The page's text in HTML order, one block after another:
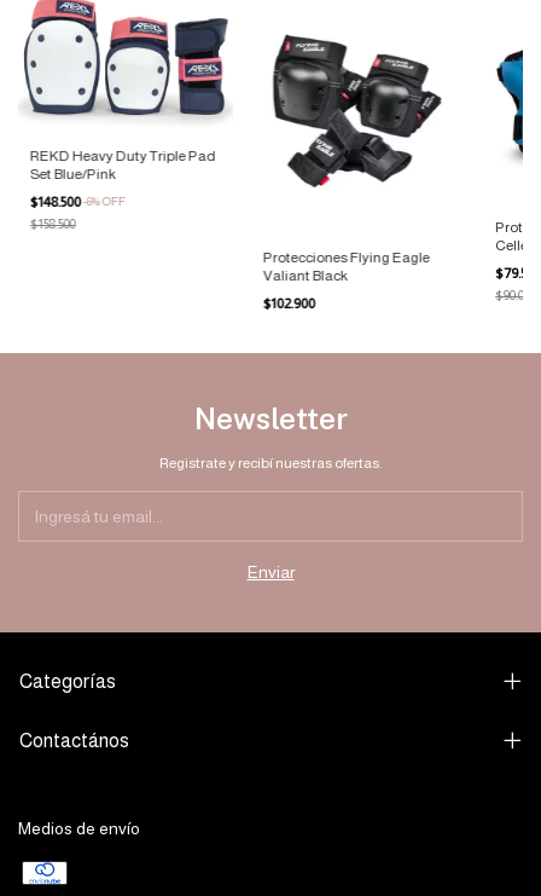
REKD Heavy Duty Triple Pad
Set Blue/Pink
$148.500-6%OFF
$158.500
Protecciones Flying Eagle
Valiant Black
$102.900
Celler
$90.000
Newsletter
Registrate y recibí nuestras ofertas.
Categorías
Contactános
Medios de envío